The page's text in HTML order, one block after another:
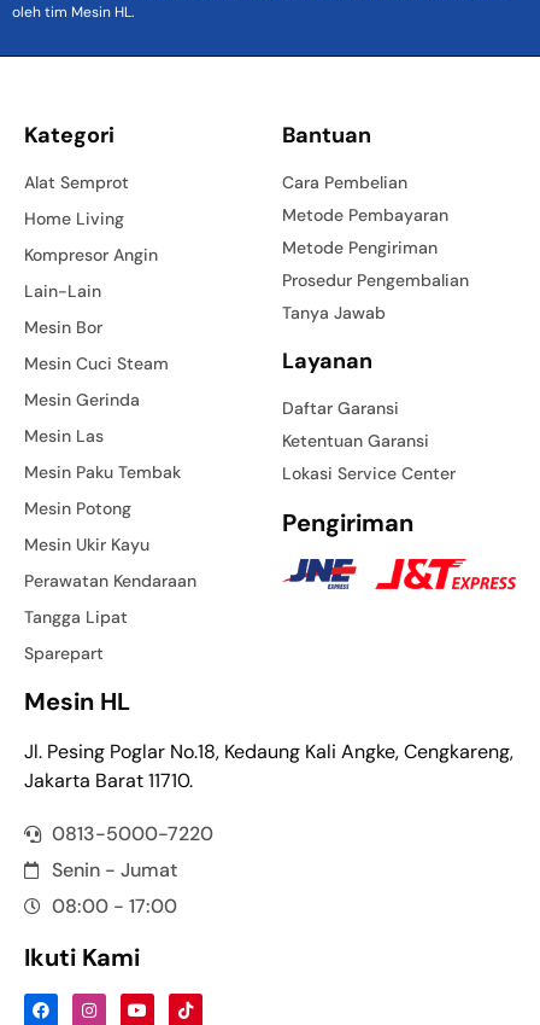
oleh tim Mesin HL.
Kategori
Alat Semprot
Home Living
Kompresor Angin
Lain-Lain
Mesin Bor
Mesin Cuci Steam
Mesin Gerinda
Mesin Las
Mesin Paku Tembak
Mesin Potong
Mesin Ukir Kayu
Perawatan Kendaraan
Tangga Lipat
Sparepart
Bantuan
Cara Pembelian
Metode Pembayaran
Metode Pengiriman
Prosedur Pengembalian
Tanya Jawab
Layanan
Daftar Garansi
Ketentuan Garansi
Lokasi Service Center
Pengiriman
Mesin HL
Jl. Pesing Poglar No.18, Kedaung Kali Angke, Cengkareng,
Jakarta Barat 11710.
0813-5000-7220
Senin - Jumat
08:00 - 17:00
Ikuti Kami